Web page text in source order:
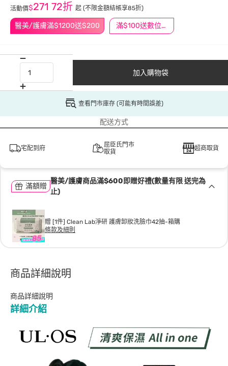
醫美/護膚滿$1200送$200 滿$100送數位印花
活動價$271 72折 起 (不限金額結帳享85折)
加入購物袋
查看門市庫存 (可能有時間誤差)
配送方式
宅配到府
屈臣氏門市
取貨
超商取貨
滿額贈
醫美/護膚商品滿$600即贈好禮(數量有限 送完為
止)
贈 [1件] Clean Lab淨研 護膚卸妝洗臉巾42抽-箱購
條款及細則
商品詳細說明
商品詳細說明
詳細介紹